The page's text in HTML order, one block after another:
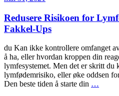
Redusere Risikoen for
Fakkel-Ups
du Kan ikke kontrollere omfanget
å ha, eller hvordan kroppen din
lymfesystemet. Men det er skritt du
lymfødemrisiko, eller øke oddsen
Den beste tiden å starte din …